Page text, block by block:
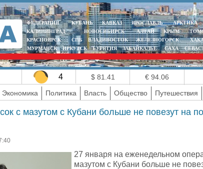
ФЕДЕРАЦИЯ КУБАНЬ КАВКАЗ ЯРОСЛАВЛЬ АРКТИКА
КАЛИНИНГРАД
НОВОСИБИРСК АЛТАЙ КРЫМ
КРАСНОЯРСК
СПБ ВЛАДИВОСТОК ЖЕЛЕЗНОГОРСК
МУРМАНСК
ИРКУТСК БУРЯТИЯ ЗАБАЙКАЛЬЕ САХА
4 $ 81.41
€ 94.06
Экономика Политика Власть Общество Путешествия
с мазутом с Кубани больше не повезут на
27 января на еженедельном
мазутом с Кубани больше не